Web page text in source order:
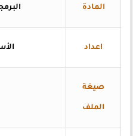
المادة
اعداد
صيغة
الملف